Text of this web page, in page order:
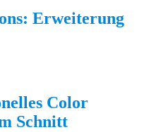
Erweiterung
Color
Schnitt